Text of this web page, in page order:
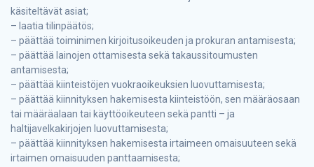
käsiteltävät asiat;
– laatia tilinpäätös;
– päättää toiminimen kirjoitusoikeuden ja prokuran antamisesta;
– päättää lainojen ottamisesta sekä takaussitoumusten
antamisesta;
– päättää kiinteistöjen vuokraoikeuksien luovuttamisesta;
– päättää kiinnityksen hakemisesta kiinteistöön, sen määräosaan
tai määräalaan tai käyttöoikeuteen sekä pantti – ja
haltijavelkakirjojen luovuttamisesta;
– päättää kiinnityksen hakemisesta irtaimeen omaisuuteen sekä
irtaimen omaisuuden panttaamisesta;